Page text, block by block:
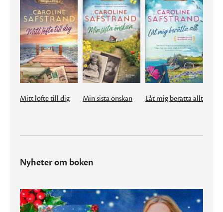
Mitt löfte till dig Min sista önskan Låt mig berätta allt
Nyheter om boken